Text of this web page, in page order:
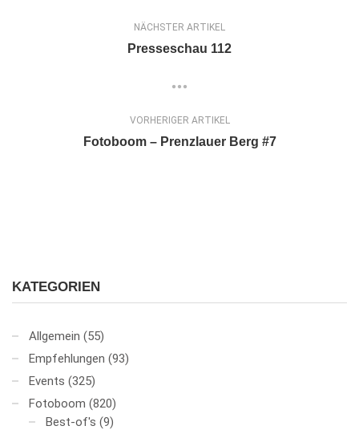
NÄCHSTER ARTIKEL
Presseschau 112
VORHERIGER ARTIKEL
Fotoboom – Prenzlauer Berg #7
KATEGORIEN
Allgemein (55)
Empfehlungen (93)
Events (325)
Fotoboom (820)
Best-of's (9)